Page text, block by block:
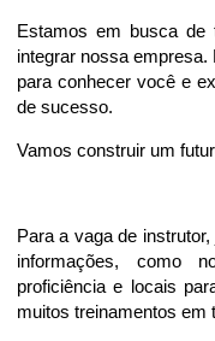
Estamos em busca de
integrar nossa
para conhecer você e
de sucesso.
Vamos construir um
Para a vaga de
informações, como
proficiência e locais
muitos treinamentos em